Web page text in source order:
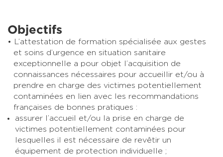
Objectifs
L’attestation de formation spécialisée aux gestes
et soins d’urgence en situation sanitaire
exceptionnelle a pour objet l’acquisition de
connaissances nécessaires pour accueillir et/ou à
prendre en charge des victimes potentiellement
contaminées en lien avec les recommandations
françaises de bonnes pratiques :
assurer l’accueil et/ou la prise en charge de
victimes potentiellement contaminées pour
lesquelles il est nécessaire de revêtir un
équipement de protection individuelle ;